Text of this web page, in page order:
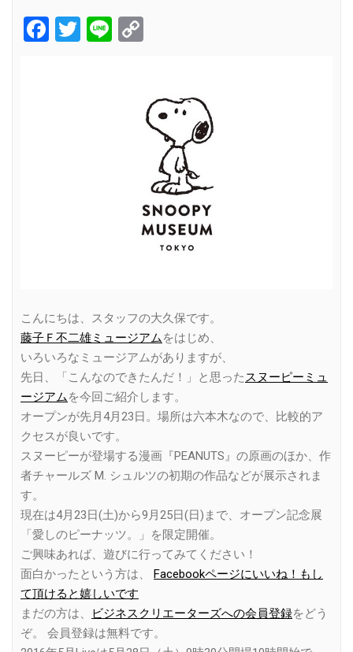
Facebook
Twitter
Line
こんにちは、スタッフの大久保です。
藤子Ｆ不二雄ミュージアムをはじめ、
いろいろなミュージアムがありますが、
先日、「こんなのできたんだ！」と思ったスヌーピーミュ
ージアムを今回ご紹介します。
オープンが先月4月23日。場所は六本木なので、比較的ア
クセスが良いです。
スヌーピーが登場する漫画『PEANUTS』の原画のほか、作
者チャールズ M. シュルツの初期の作品などが展示されま
す。
現在は4月23日(土)から9月25日(日)まで、オープン記念展
「愛しのピーナッツ。」を限定開催。
ご興味あれば、遊びに行ってみてください！
面白かったという方は、 Facebookページにいいね！もし
て頂けると嬉しいです
まだの方は、
ビジネスクリエーターズへの会員登録をどう
ぞ。 会員登録は無料です。